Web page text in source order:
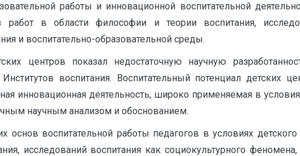
работы и инновационной воспитательной
работ в области философии и теории воспитания,
и воспитательно-образовательной среды.
центров показал недостаточную научную
воспитания. Воспитательный потенциал детских
инновационная деятельность, широко применяемая в
научным анализом и обоснованием.
воспитательной работы педагогов в условиях детского
исследований воспитания как социокультурного феномена,